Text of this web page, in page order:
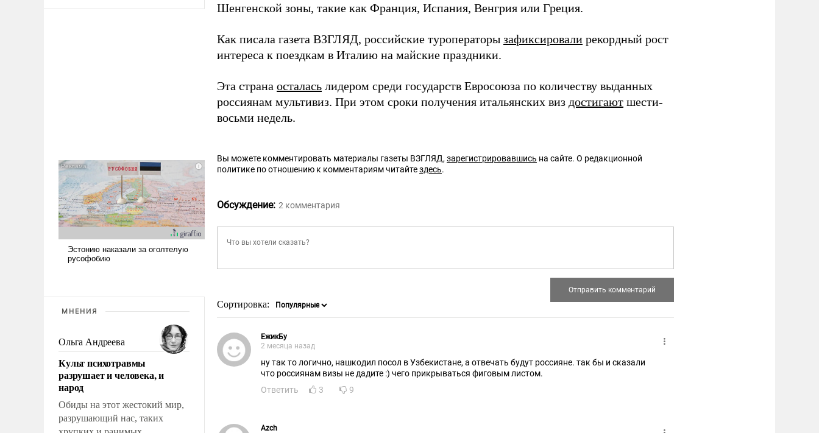
МНЕНИЯ
Ольга Андреева
Культ психотравмы
разрушает и человека, и
народ
Обиды на этот жестокий мир,
разрушающий нас, таких
Шенгенской зоны, такие как Франция, Испания, Венгрия или Греция.
Как писала газета ВЗГЛЯД, российские туроператоры зафиксировали рекордный рост
интереса к поездкам в Италию на майские праздники.
Эта страна осталась лидером среди государств Евросоюза по количеству выданных
россиянам мультивиз. При этом сроки получения итальянских виз достигают шести-
восьми недель.
Вы можете комментировать материалы газеты ВЗГЛЯД,зарегистрировавшись на сайте. О редакционной
политике по отношению к комментариям читайтездесь.
Обсуждение: 2 комментария
Сортировка:
ЕжикБу
2 месяца назад
ну так то логично, нашкодил посол в Узбекистане, а отвечать будут россияне. так бы и сказали
что россиянам визы не дадите :) чего прикрываться фиговым листом.
Ответить
3 9
Azch